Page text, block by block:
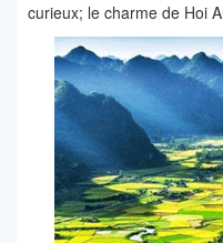
curieux; le charme de Hoi